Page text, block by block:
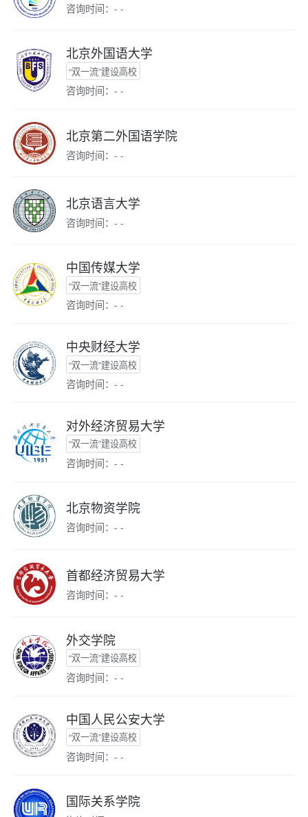
咨询时间：- -
北京外国语大学
“双一流”建设高校
咨询时间：- -
北京第二外国语学院
咨询时间：- -
北京语言大学
咨询时间：- -
中国传媒大学
“双一流”建设高校
咨询时间：- -
中央财经大学
“双一流”建设高校
咨询时间：- -
对外经济贸易大学
“双一流”建设高校
咨询时间：- -
北京物资学院
咨询时间：- -
首都经济贸易大学
咨询时间：- -
外交学院
“双一流”建设高校
咨询时间：- -
中国人民公安大学
“双一流”建设高校
咨询时间：- -
国际关系学院